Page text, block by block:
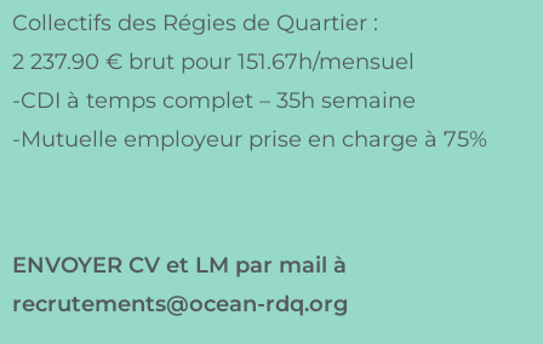
Collectifs des Régies de Quartier :
2 237.90 € brut pour 151.67h/mensuel
-CDI à temps complet – 35h semaine
-Mutuelle employeur prise en charge à 75%
ENVOYER CV et LM par mail à
recrutements@ocean-rdq.org